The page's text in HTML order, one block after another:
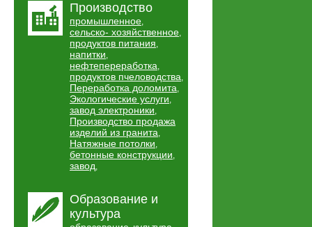
Производство
промышленное,
сельско- хозяйственное,
продуктов питания,
напитки,
нефтепереработка,
продуктов пчеловодства,
Переработка доломита,
Экологические услуги,
завод электроники,
Производство продажа
изделий из гранита,
Натяжные потолки,
бетонные конструкции,
завод,
Образование и
культура